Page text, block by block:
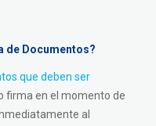
de Documentos?
que deben ser
firma en el momento de
al